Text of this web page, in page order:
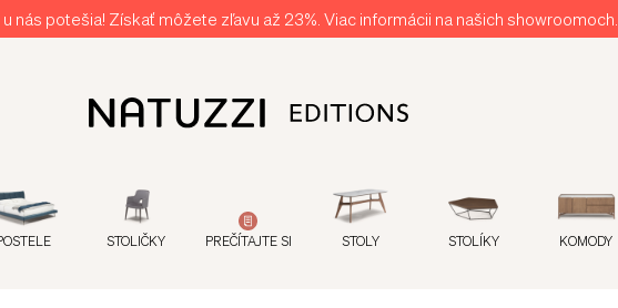
nás potešia! Získať môžete zľavu až 23%. Viac informácii na našich showroomoch.
STOLIČKY PREČÍTAJTE SI STOLY STOLÍKY KOMODY